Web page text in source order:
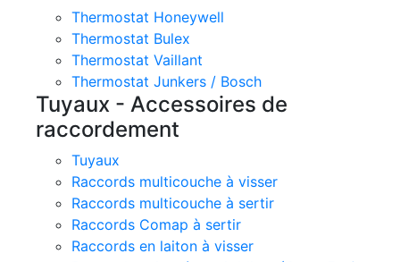
Thermostat Honeywell
Thermostat Bulex
Thermostat Vaillant
Thermostat Junkers / Bosch
Tuyaux - Accessoires de
raccordement
Tuyaux
Raccords multicouche à visser
Raccords multicouche à sertir
Raccords Comap à sertir
Raccords en laiton à visser